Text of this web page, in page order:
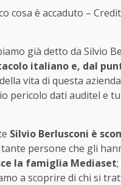
cosa è accaduto –
già detto da Silvio
italiano e, dal
vita di questa
pericolo dati auditel e
Silvio Berlusconi è
persone che gli
la famiglia Mediaset
a scoprire di chi si